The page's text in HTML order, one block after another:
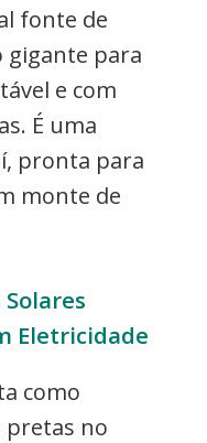
fonte de
gigante para
e com
É uma
pronta para
monte de
Solares
Eletricidade
como
pretas no